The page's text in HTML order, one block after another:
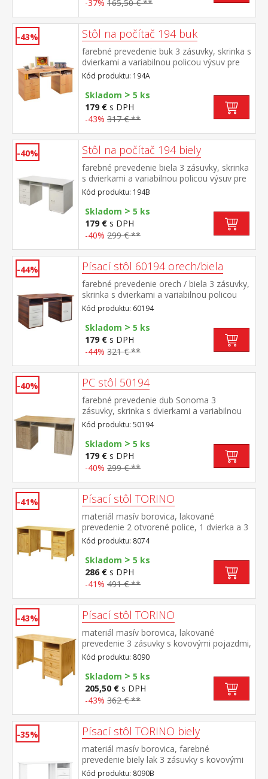
-37% 165,50 € **
-43% Stôl na počítač 194 buk
farebné prevedenie buk 3 zásuvky, skrinka s
dvierkami a variabilnou policou výsuv pre
klávesnicu je súčasťou dodávky (montáž
voliteľná)
Kód produktu: 194A
Skladom > 5 ks
179 € s DPH
-43% 317 € **
-40% Stôl na počítač 194 biely
farebné prevedenie biela 3 zásuvky, skrinka
s dvierkami a variabilnou policou výsuv pre
klávesnicu je súčasťou dodávky (montáž
voliteľná)
Kód produktu: 194B
Skladom > 5 ks
179 € s DPH
-40% 299 € **
-44% Písací stôl 60194 orech/biela
farebné prevedenie orech / biela 3 zásuvky,
skrinka s dvierkami a variabilnou policou
výsuv pre klávesnicu je súčasťou dodávky
(montáž voliteľná)
Kód produktu: 60194
Skladom > 5 ks
179 € s DPH
-44% 321 € **
-40% PC stôl 50194
farebné prevedenie dub Sonoma 3
zásuvky, skrinka s dvierkami a variabilnou
policouvýsuv pre klávesnicu je súčasťou
dodávky (montáž voliteľná)
Kód produktu: 50194
Skladom > 5 ks
179 € s DPH
-40% 299 € **
-41% Písací stôl TORINO
materiál masív borovica, lakované
prevedenie 2 otvorené police, 1 dvierka a 3
zásuvky s kovovými pojazdmi výsuv nie je
súčasťou dodávky k stolu je možné dokúpiť
výsuvnú dosku na klávesnicu 8840
Kód produktu: 8074
Skladom > 5 ks
286 € s DPH
-41% 491 € **
-43% Písací stôl TORINO
materiál masív borovica, lakované
prevedenie 3 zásuvky s kovovými pojazdmi,
1 polica výsuv nie je súčasťou dodávky k
stolu je možné dokúpiť výsuvnú dosku na
klávesnicu 8840
Kód produktu: 8090
Skladom > 5 ks
205,50 € s DPH
-43% 362 € **
-35% Písací stôl TORINO biely
materiál masív borovica, farebné
prevedenie biely lak 3 zásuvky s kovovými
pojazdmi, 1 polica
Kód produktu: 8090B